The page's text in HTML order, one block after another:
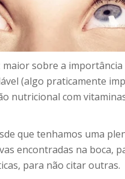
maior sobre a
(algo praticamente
nutricional com
que tenhamos uma
encontradas na boca,
para não citar outras.